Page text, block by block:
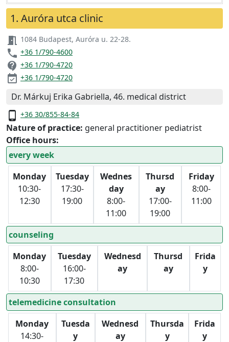
1. Auróra utca clinic
meeting_room 1084 Budapest, Auróra u. 22-28.
phone +36 1/790-4600
contact_support +36 1/790-4720
event_available +36 1/790-4720
Dr. Márkuj Erika Gabriella, 46. medical district
phone_android +36 30/855-84-84
Nature of practice: general practitioner pediatrist
Office hours:
every week
Monday
10:30-
12:30
Tuesday
17:30-
19:00
Wednes
day
8:00-
11:00
Thursd
ay
17:00-
19:00
Friday
8:00-
11:00
counseling
Monday
8:00-
10:30
Tuesday
16:00-
17:30
Wednesd
ay
Thursd
ay
Frida
y
telemedicine consultation
Monday
14:30-
Tuesda
y
Wednesd
ay
Thursda
y
Frida
y